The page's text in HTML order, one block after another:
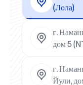
(Лола)
г.
дом 5
г.
Йули,